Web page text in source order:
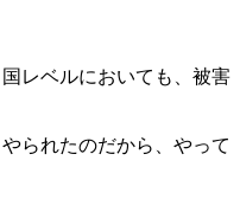
レベルにおいても、被害
られたのだから、やって